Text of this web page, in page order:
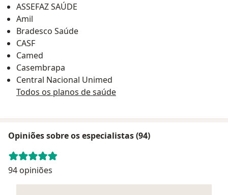
ASSEFAZ SAÚDE
Amil
Bradesco Saúde
CASF
Camed
Casembrapa
Central Nacional Unimed
Todos os planos de saúde
Opiniões sobre os especialistas (94)
94 opiniões